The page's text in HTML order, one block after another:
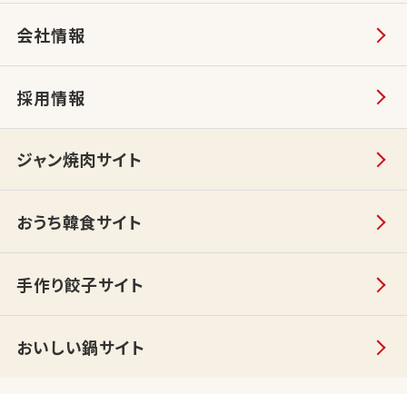
会社情報
採用情報
ジャン焼肉サイト
おうち韓食サイト
手作り餃子サイト
おいしい鍋サイト